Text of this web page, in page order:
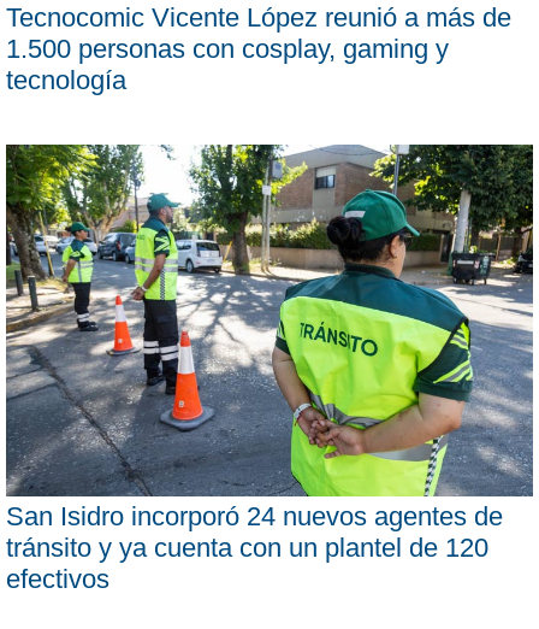
Tecnocomic Vicente López reunió a más de
1.500 personas con cosplay, gaming y
tecnología
San Isidro incorporó 24 nuevos agentes de
tránsito y ya cuenta con un plantel de 120
efectivos